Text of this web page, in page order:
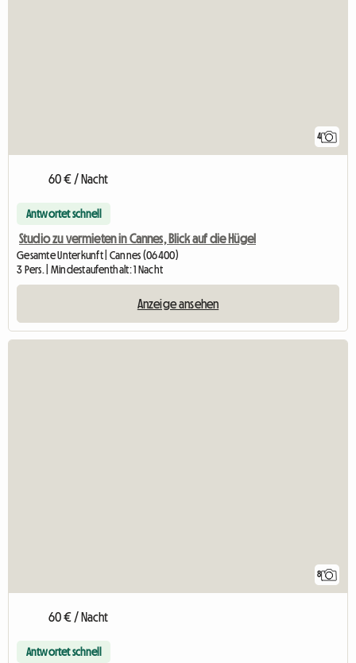
4
60 € / Nacht
Antwortet schnell
Studio zu vermieten in Cannes, Blick auf die Hügel
Gesamte Unterkunft | Cannes (06400)
3 Pers. | Mindestaufenthalt: 1 Nacht
Anzeige ansehen
8
60 € / Nacht
Antwortet schnell